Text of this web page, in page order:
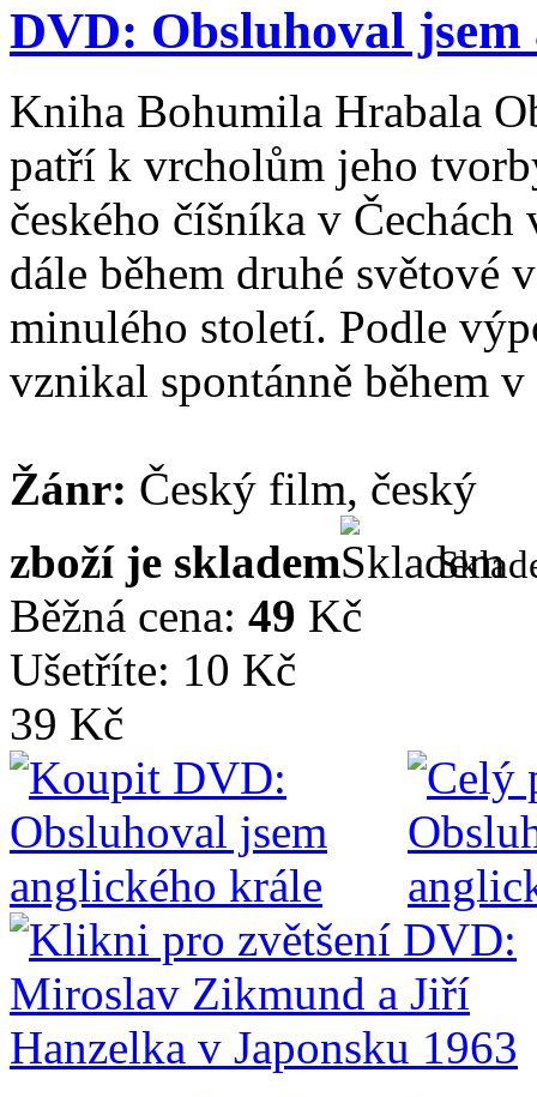
DVD: Obsluhoval
Kniha Bohumila Hrabala
patří k vrcholům jeho
českého číšníka v
dále během druhé světové
minulého století. Podle
vznikal spontánně během v
Žánr: Český film, český
zboží je skladem
Běžná cena: 49 Kč
Ušetříte: 10 Kč
39 Kč